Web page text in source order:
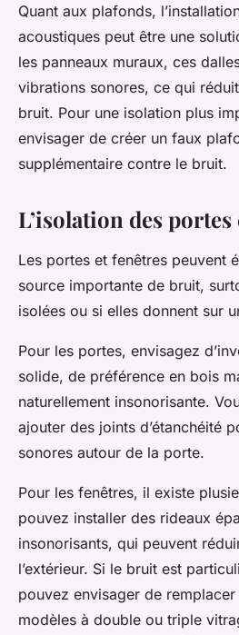
Quant aux plafonds,
acoustiques peut être une
les panneaux muraux, ces
vibrations sonores, ce qui
bruit. Pour une isolation plus
envisager de créer un faux
supplémentaire contre le bruit.
L’isolation des
Les portes et fenêtres peuvent
source importante de bruit,
isolées ou si elles donnent sur
Pour les portes, envisagez
solide, de préférence en bois
naturellement insonorisante.
ajouter des joints d’étanchéité
sonores autour de la porte.
Pour les fenêtres, il existe
pouvez installer des rideaux
insonorisants, qui peuvent
l’extérieur. Si le bruit est
pouvez envisager de
modèles à double ou triple